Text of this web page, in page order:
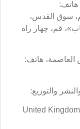
هاتف:
قم، سوق القدس،
كتاب»، قم، چهار راه
العاصمة، هاتف:
United